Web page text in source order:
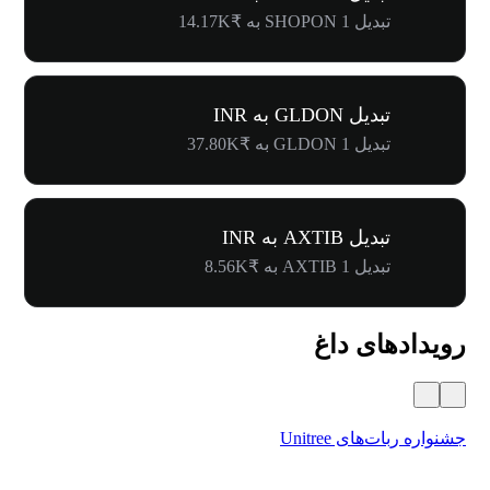
تبدیل 1 SHOPON به ₹14.17K
تبدیل GLDON به INR
تبدیل 1 GLDON به ₹37.80K
تبدیل AXTIB به INR
تبدیل 1 AXTIB به ₹8.56K
رویدادهای داغ
جشنواره ربات‌های Unitree